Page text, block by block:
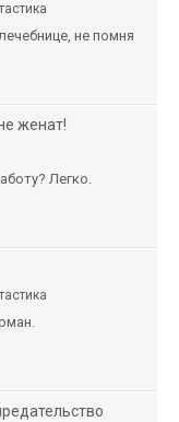
не помня
женат!
Легко.